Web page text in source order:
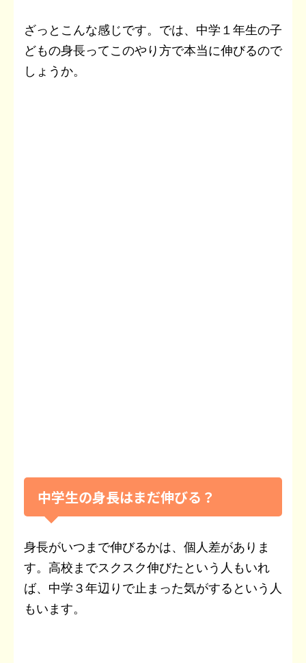
ざっとこんな感じです。では、中学１年生の子
どもの身長ってこのやり方で本当に伸びるので
しょうか。
中学生の身長はまだ伸びる？
身長がいつまで伸びるかは、個人差がありま
す。高校までスクスク伸びたという人もいれ
ば、中学３年辺りで止まった気がするという人
もいます。